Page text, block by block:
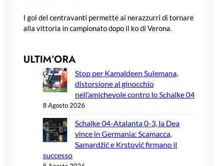
I gol del centravanti permette ai nerazzurri di tornare
alla vittoria in campionato dopo il ko di Verona.
ULTIM’ORA
Stop per Kamaldeen Sulemana,
distorsione al ginocchio
nell’amichevole contro lo Schalke 04
8 Agosto 2026
Schalke 04-Atalanta 0-3, la Dea
vince in Germania: Scamacca,
Samardžić e Krstović firmano il
successo